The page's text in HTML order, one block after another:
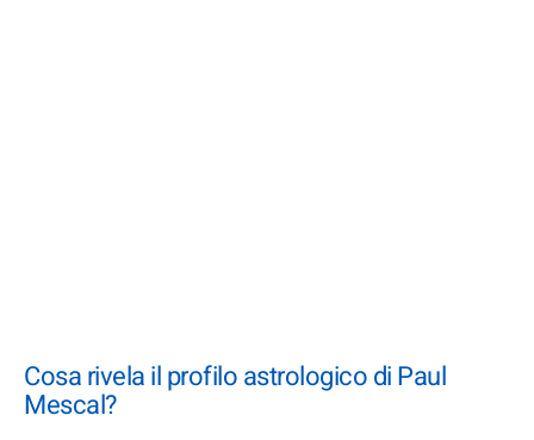
Cosa rivela il profilo astrologico di Paul
Mescal?